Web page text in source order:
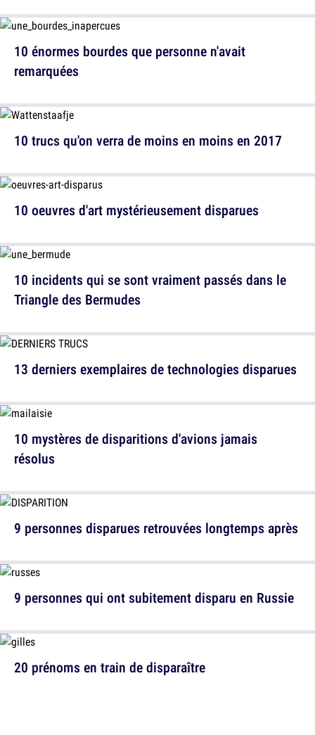
10 énormes bourdes que personne n'avait
remarquées
10 oeuvres d'art mystérieusement disparues
13 derniers exemplaires de technologies disparues
9 personnes disparues retrouvées longtemps après
20 prénoms en train de disparaître
10 trucs qu'on verra de moins en moins en 2017
10 incidents qui se sont vraiment passés dans le
Triangle des Bermudes
10 mystères de disparitions d'avions jamais
résolus
9 personnes qui ont subitement disparu en Russie